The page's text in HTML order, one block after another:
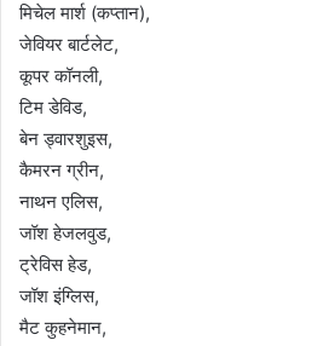
मिचेल मार्श (कप्तान),
जेवियर बार्टलेट,
कूपर कॉनली,
टिम डेविड,
बेन ड्वारशुइस,
कैमरन ग्रीन,
नाथन एलिस,
जॉश हेजलवुड,
ट्रेविस हेड,
जॉश इंग्लिस,
मैट कुहनेमान,